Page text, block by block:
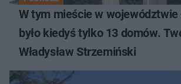
W tym mieście w województwie
było kiedyś tylko 13 domów.
Władysław Strzemiński